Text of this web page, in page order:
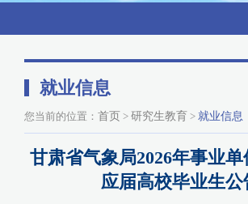
就业信息
您当前的位置： 首页 > 研究生教育 > 就业信息
甘肃省气象局2026年事业
应届高校毕业生公